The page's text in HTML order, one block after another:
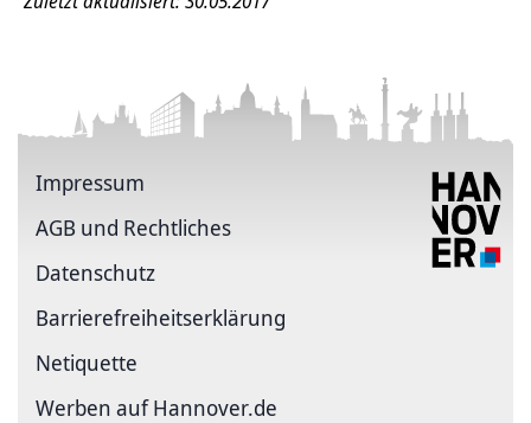
Impressum
AGB und Rechtliches
Datenschutz
Barriere­freiheits­erklärung
Netiquette
Werben auf Hannover.de